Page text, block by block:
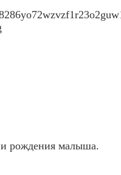
и рождения малыша.